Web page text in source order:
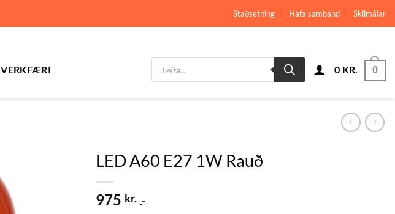
Staðsetning Hafa samband Skilmálar
VERKFÆRI
Products
search
0 KR. 0
LED A60 E27 1W Rauð
975 kr. .-